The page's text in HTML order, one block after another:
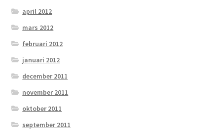
april 2012
mars 2012
februari 2012
januari 2012
december 2011
november 2011
oktober 2011
september 2011